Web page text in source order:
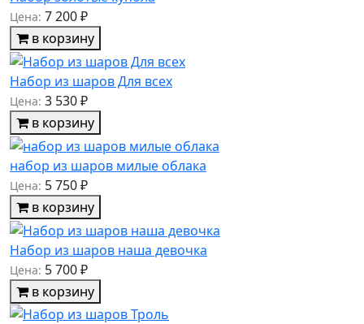
Цена: 7 200 ₽
в корзину
Набор из шаров Для всех
Цена: 3 530 ₽
в корзину
набор из шаров милые облака
Цена: 5 750 ₽
в корзину
Набор из шаров наша девочка
Цена: 5 700 ₽
в корзину